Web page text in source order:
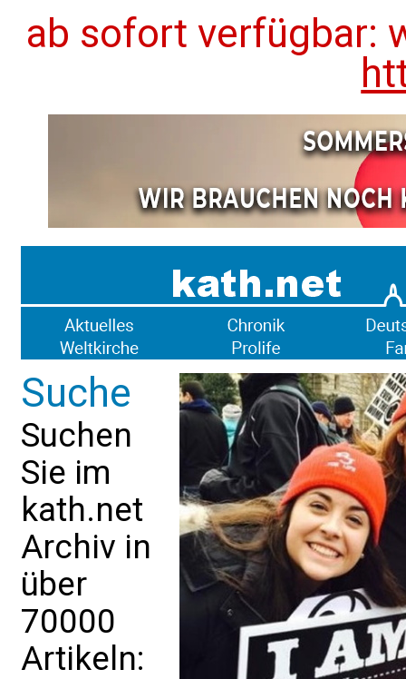
ab sofort verfügbar:
Suche
Suchen
Sie im
kath.net
Archiv in
über
70000
Artikeln: